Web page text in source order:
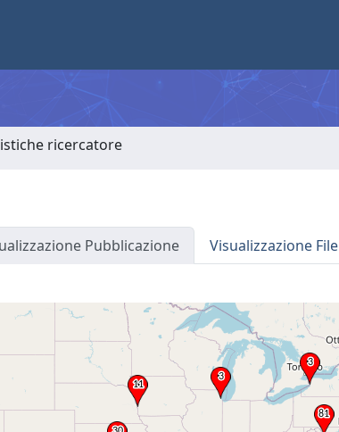
ricercatore
Pubblicazione Visualizzazione File